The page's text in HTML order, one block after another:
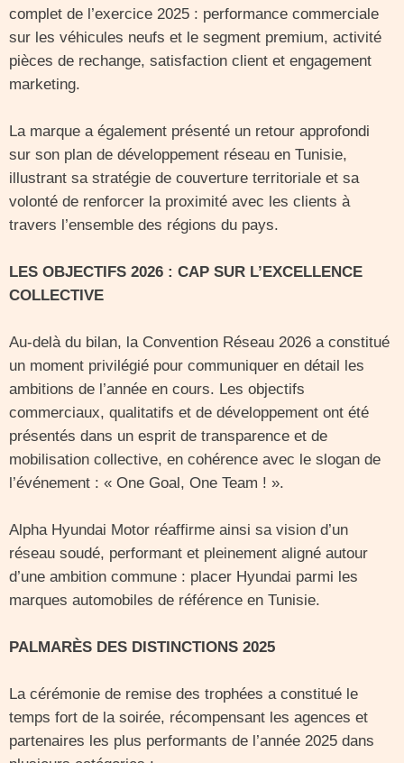
complet de l’exercice 2025 : performance commerciale
sur les véhicules neufs et le segment premium, activité
pièces de rechange, satisfaction client et engagement
marketing.
La marque a également présenté un retour approfondi
sur son plan de développement réseau en Tunisie,
illustrant sa stratégie de couverture territoriale et sa
volonté de renforcer la proximité avec les clients à
travers l’ensemble des régions du pays.
LES OBJECTIFS 2026 : CAP SUR L’EXCELLENCE
COLLECTIVE
Au-delà du bilan, la Convention Réseau 2026 a constitué
un moment privilégié pour communiquer en détail les
ambitions de l’année en cours. Les objectifs
commerciaux, qualitatifs et de développement ont été
présentés dans un esprit de transparence et de
mobilisation collective, en cohérence avec le slogan de
l’événement : « One Goal, One Team ! ».
Alpha Hyundai Motor réaffirme ainsi sa vision d’un
réseau soudé, performant et pleinement aligné autour
d’une ambition commune : placer Hyundai parmi les
marques automobiles de référence en Tunisie.
PALMARÈS DES DISTINCTIONS 2025
La cérémonie de remise des trophées a constitué le
temps fort de la soirée, récompensant les agences et
partenaires les plus performants de l’année 2025 dans